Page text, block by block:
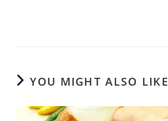
YOU MIGHT ALSO LIKE